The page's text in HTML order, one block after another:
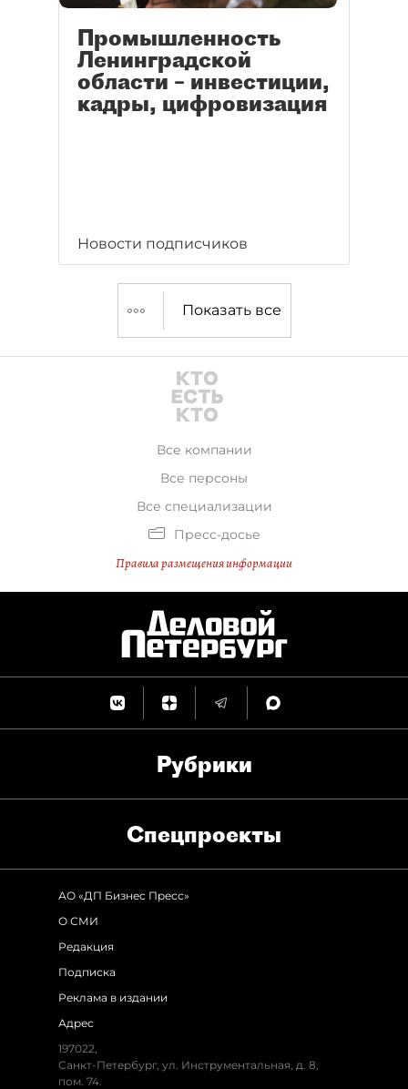
Промышленность
Ленинградской
области – инвестиции,
кадры, цифровизация
Новости подписчиков
Показать все
Все компании
Все персоны
Все специализации
Пресс-досье
Правила размещения информации
Рубрики
Спец­проекты
АО «ДП Бизнес Пресс»
О СМИ
Редакция
Подписка
Реклама в издании
Адрес
197022,
Санкт-Петербург, ул. Инструментальная, д. 8,
пом. 74.